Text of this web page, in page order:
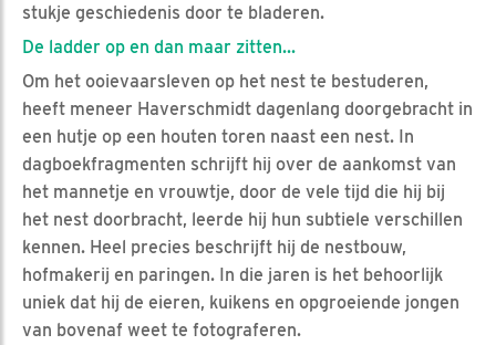
stukje geschiedenis door te bladeren.
De ladder op en dan maar zitten...
Om het ooievaarsleven op het nest te bestuderen,
heeft meneer Haverschmidt dagenlang doorgebracht in
een hutje op een houten toren naast een nest. In
dagboekfragmenten schrijft hij over de aankomst van
het mannetje en vrouwtje, door de vele tijd die hij bij
het nest doorbracht, leerde hij hun subtiele verschillen
kennen. Heel precies beschrijft hij de nestbouw,
hofmakerij en paringen. In die jaren is het behoorlijk
uniek dat hij de eieren, kuikens en opgroeiende jongen
van bovenaf weet te fotograferen.